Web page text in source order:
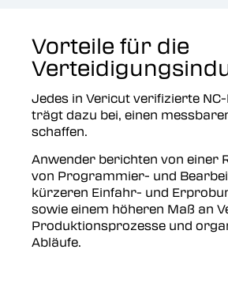
Vorteile für die
Jedes in Vericut verifizierte
trägt dazu bei, einen
schaffen.
Anwender berichten von einer
von Programmier- und
kürzeren Einfahr- und
sowie einem höheren Maß an
Produktionsprozesse und
Abläufe.